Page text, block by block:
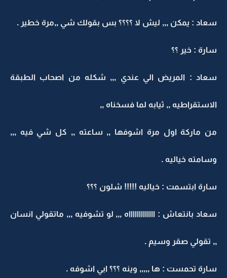
سعاد : يمكن ,,, ليش لا ؟؟؟؟ بس بقولك شي ,,مرة خطير .
سارة : خير ؟؟
سعاد : المريض الي عندي ,,, شكله من اصحاب الطبقة
الاستقراطيه ,, ثيابه لما فسخناه ,,
من ماركة اول مرة اشوفها ,, ساعته ,, كل شي فيه ,,,
وسامته خياليه .
سارة ابتسمت : خياليه !!!!! شلون ؟؟؟
سعاد بانتعاش : اااااااااااااه ,,, لو تشوفيه ,,, ماتقولي انسان
,, تقولي صقر وسيم .
سارة تحمست : ها ,,,,, وينه ؟؟؟ ابي اشوفه .